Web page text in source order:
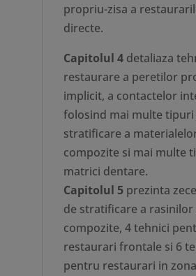
propriu-zisa a
directe.
Capitolul 4detaliaza
restaurare a peretilor
implicit, a contactelor
folosind mai multe tipuri
stratificare a
compozite si mai multe
matrici dentare.
Capitolul 5prezinta
de stratificare a rasinilor
compozite, 4 tehnici
restaurari frontale si 6
pentru restaurari in